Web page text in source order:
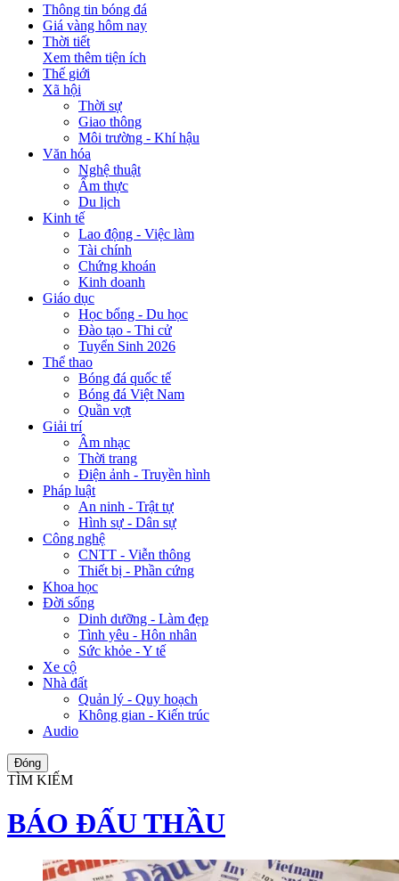
Thông tin bóng đá
Giá vàng hôm nay
Thời tiết
Xem thêm tiện ích
Thế giới
Xã hội
Thời sự
Giao thông
Môi trường - Khí hậu
Văn hóa
Nghệ thuật
Ẩm thực
Du lịch
Kinh tế
Lao động - Việc làm
Tài chính
Chứng khoán
Kinh doanh
Giáo dục
Học bổng - Du học
Đào tạo - Thi cử
Tuyển Sinh 2026
Thể thao
Bóng đá quốc tế
Bóng đá Việt Nam
Quần vợt
Giải trí
Âm nhạc
Thời trang
Điện ảnh - Truyền hình
Pháp luật
An ninh - Trật tự
Hình sự - Dân sự
Công nghệ
CNTT - Viễn thông
Thiết bị - Phần cứng
Khoa học
Đời sống
Dinh dưỡng - Làm đẹp
Tình yêu - Hôn nhân
Sức khỏe - Y tế
Xe cộ
Nhà đất
Quản lý - Quy hoạch
Không gian - Kiến trúc
Audio
Đóng
TÌM KIẾM
BÁO ĐẤU THẦU